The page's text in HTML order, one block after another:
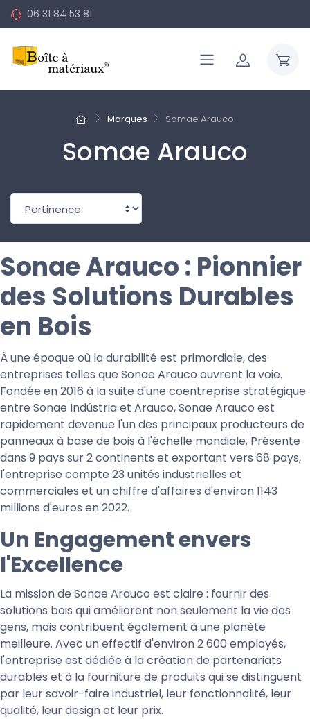
06 31 84 53 81
Marques Somae Arauco
Somae Arauco
Sonae Arauco : Pionnier
des Solutions Durables
en Bois
À une époque où la durabilité est primordiale, des
entreprises telles que Sonae Arauco ouvrent la voie.
Fondée en 2016 à la suite d'une coentreprise stratégique
entre Sonae Indústria et Arauco, Sonae Arauco est
rapidement devenue l'un des principaux producteurs de
panneaux à base de bois à l'échelle mondiale. Présente
dans 9 pays sur 2 continents et exportant vers 68 pays,
l'entreprise compte 23 unités industrielles et
commerciales et un chiffre d'affaires d'environ 1143
millions d'euros en 2022.
Un Engagement envers
l'Excellence
La mission de Sonae Arauco est claire : fournir des
solutions bois qui améliorent non seulement la vie des
gens, mais contribuent également à une planète
meilleure. Avec un effectif d'environ 2 600 employés,
l'entreprise est dédiée à la création de partenariats
durables et à la fourniture de produits qui se distinguent
par leur savoir-faire industriel, leur fonctionnalité, leur
qualité, leur design et leur prix.